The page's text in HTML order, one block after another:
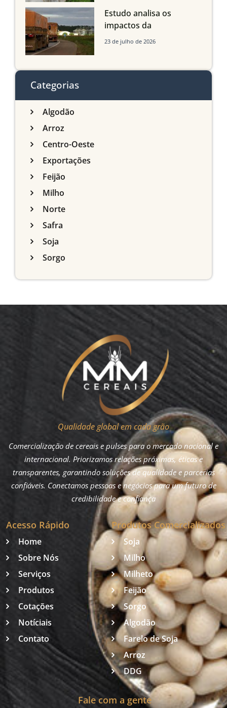
Estudo analisa os
impactos da
infraestrutura logística
do Sul
23 de julho de 2026
Categorias
Algodão
Arroz
Centro-Oeste
Exportações
Feijão
Milho
Norte
Safra
Soja
Sorgo
Qualidade global em cada grão
Comercialização de cereais e pulses para o mercado nacional e
internacional. Priorizamos relações próximas, éticas e
transparentes, garantindo soluções de qualidade e parcerias
confiáveis. Conectamos pessoas e negócios para um futuro de
credibilidade e confiança
Acesso Rápido
Home
Sobre Nós
Serviços
Produtos
Cotações
Notíciais
Contato
Produtos Comercializados
Soja
Milho
Milheto
Feijão
Sorgo
Algodão
Farelo de Soja
Arroz
DDG
Fale com a gente